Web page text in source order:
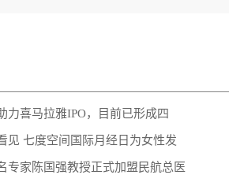
力喜马拉雅IPO，目前已形成四
见 七度空间国际月经日为女性发
专家陈国强教授正式加盟民航总医